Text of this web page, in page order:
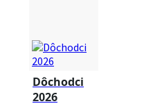
Dôchodci
2026